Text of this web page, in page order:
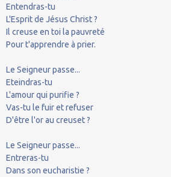
Entendras-tu
L'Esprit de Jésus Christ ?
Il creuse en toi la pauvreté
Pour t'apprendre à prier.
Le Seigneur passe...
Eteindras-tu
L'amour qui purifie ?
Vas-tu le fuir et refuser
D'être l'or au creuset ?
Le Seigneur passe...
Entreras-tu
Dans son eucharistie ?